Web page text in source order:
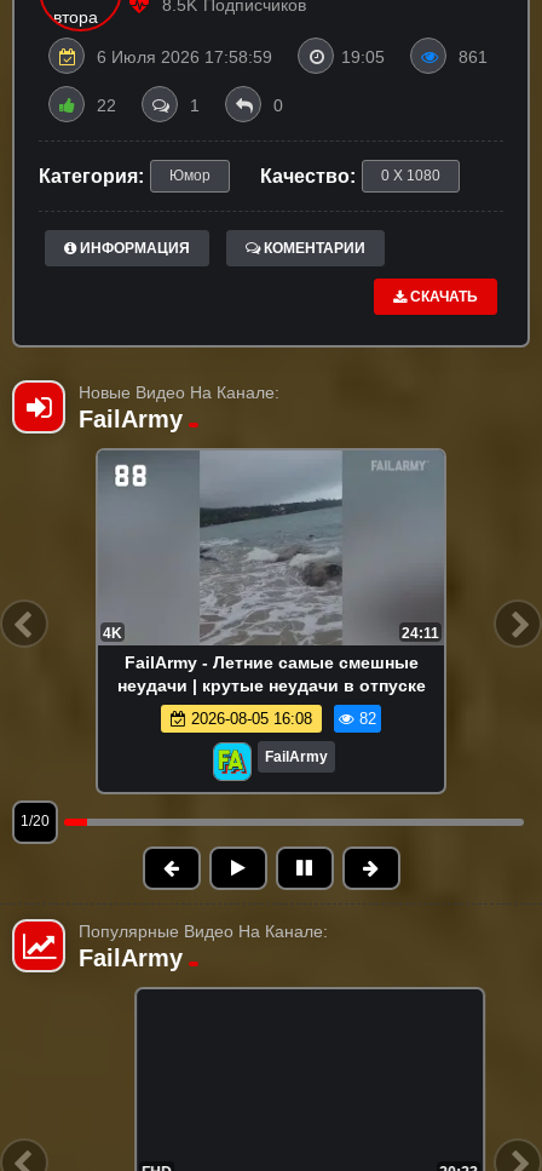
8.5K Подписчиков
6 Июля 2026 17:58:59 19:05 861
22 1 0
Категория: Юмор Качество: 0 X 1080
ИНФОРМАЦИЯ КОМЕНТАРИИ
СКАЧАТЬ
Новые Видео На Канале:
FailArmy
4K 24:11
FailArmy - Летние самые смешные
неудачи | крутые неудачи в отпуске
2026-08-05 16:08 82
FailArmy
1/20
Популярные Видео На Канале:
FailArmy